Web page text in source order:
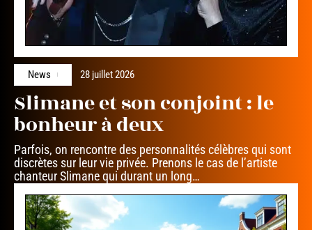
News 28 juillet 2026
Slimane et son conjoint : le
bonheur à deux
Parfois, on rencontre des personnalités célèbres qui sont
discrètes sur leur vie privée. Prenons le cas de l’artiste
chanteur Slimane qui durant un long…